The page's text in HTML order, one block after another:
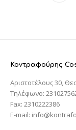
Κοντραφούρης
Αριστοτέλους 30,
Τηλέφωνο:
Fax: 2310222386
E-mail: